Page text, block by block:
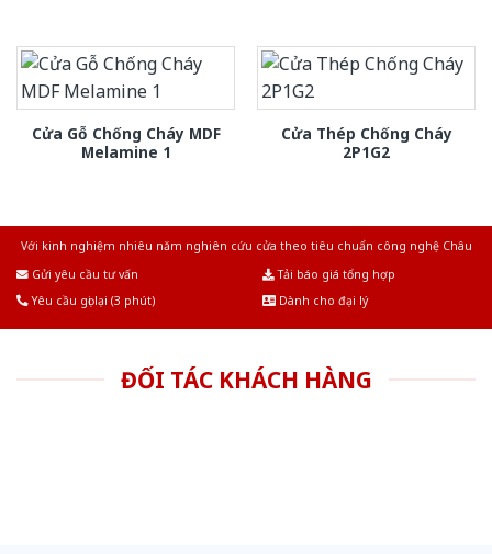
Cửa Gỗ Chống Cháy MDF
Melamine 1
Cửa Thép Chống Cháy
2P1G2
Với kinh nghiệm nhiêu năm nghiên cứu cửa theo tiêu chuẩn công nghệ Châu
Gửi yêu cầu tư vấn
Tải báo giá tổng hợp
Yêu cầu gọi lại (3 phút)
Dành cho đại lý
ĐỐI TÁC KHÁCH HÀNG